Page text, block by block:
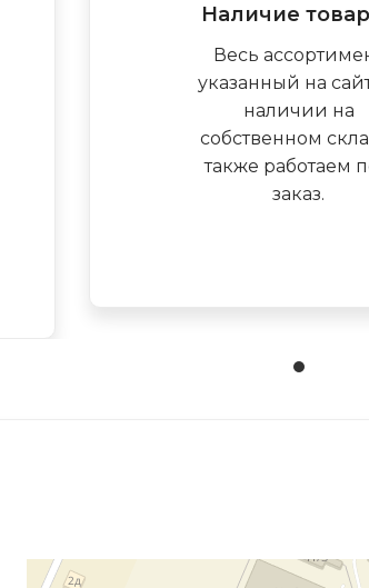
Наличие
Весь
указанный на
наличии на
собственном
также работаем
заказ.